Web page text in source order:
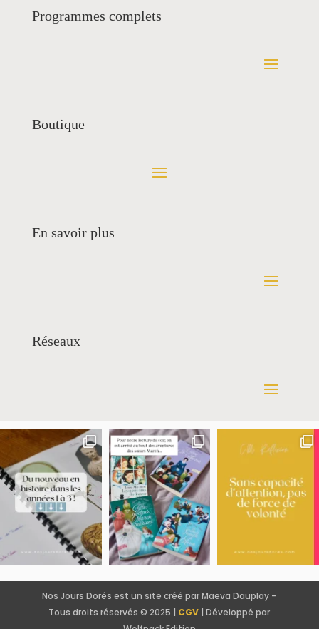
Programmes complets
Boutique
En savoir plus
Réseaux
Nos Jours Dorés est un site créé par Maeva Dauplay –
Tous droits réservés © 2025 | CGV | Développé par